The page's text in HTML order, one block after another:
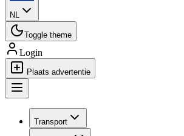
NL
Toggle theme
Login
Plaats advertentie
Transport